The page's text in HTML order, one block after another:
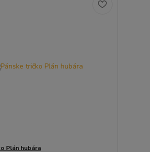
Plán hubára